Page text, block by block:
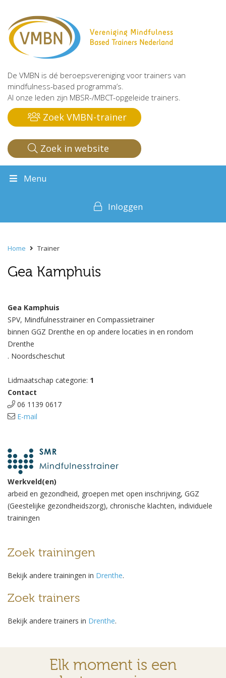
De VMBN is dé beroepsvereniging voor trainers van
mindfulness-based programma’s.
Al onze leden zijn MBSR-/MBCT-opgeleide trainers.
Zoek VMBN-trainer
Zoek in website
Menu
Inloggen
Home Trainer
Gea Kamphuis
Gea Kamphuis
SPV, Mindfulnesstrainer en Compassietrainer
binnen GGZ Drenthe en op andere locaties in en rondom
Drenthe
. Noordscheschut
Lidmaatschap categorie: 1
Contact
06 1139 0617
E-mail
Werkveld(en)
arbeid en gezondheid, groepen met open inschrijving, GGZ
(Geestelijke gezondheidszorg), chronische klachten, individuele
trainingen
Zoek trainingen
Bekijk andere trainingen in Drenthe.
Zoek trainers
Bekijk andere trainers in Drenthe.
Elk moment is een